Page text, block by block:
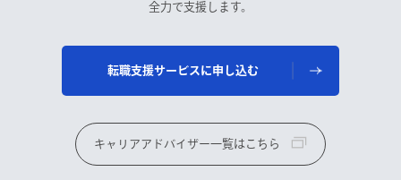
全力で支援します。
転職支援サービスに申し込む
キャリアアドバイザー一覧はこちら